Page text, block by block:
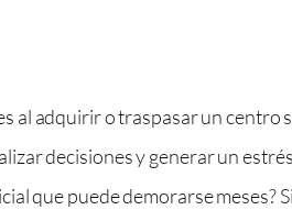
al adquirir o traspasar un centro
decisiones y generar un
que puede demorarse meses?